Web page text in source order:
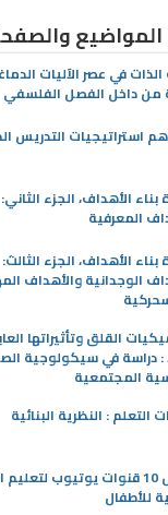
المواضيع
في عصر الآليات
من داخل الفصل الفلسفي
استراتيجيات التدريس
بناء الأهداف، الجزء الثاني:
المعرفية
بناء الأهداف، الجزء الثالث:
الوجدانية والأهداف
القلق وتأثيراتها
: دراسة في سيكولوجية
المجتمعية
التعلم : النظرية البنائية
أفضل 10 قنوات يوتيوب
للأطفال